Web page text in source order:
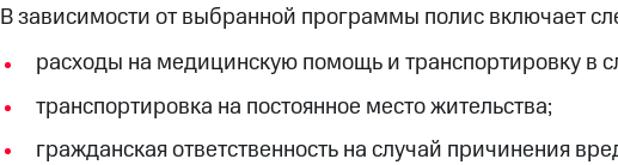
В зависимости от выбранной программы полис включает
расходы на медицинскую помощь и транспортировку в
транспортировка на постоянное место жительства;
гражданская ответственность на случай причинения